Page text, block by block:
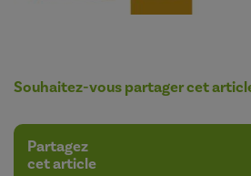
Souhaitez-vous partager cet
Partagez
cet article